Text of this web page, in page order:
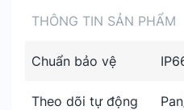
THÔNG TIN SẢN PHẨM
Chuẩn bảo vệ
Theo dõi tự động